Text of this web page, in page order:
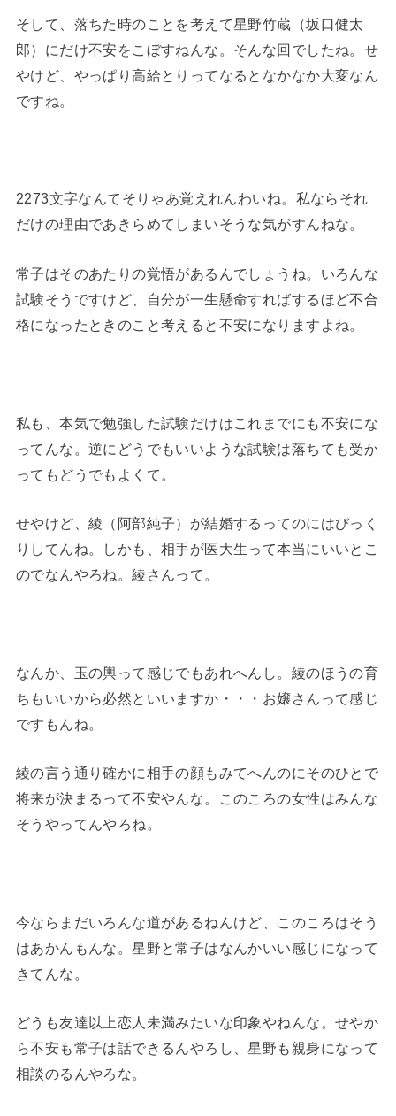
そして、落ちた時のことを考えて星野竹蔵（坂口健太
郎）にだけ不安をこぼすねんな。そんな回でしたね。せ
やけど、やっぱり高給とりってなるとなかなか大変なん
ですね。
2273文字なんてそりゃあ覚えれんわいね。私ならそれ
だけの理由であきらめてしまいそうな気がすんねな。
常子はそのあたりの覚悟があるんでしょうね。いろんな
試験そうですけど、自分が一生懸命すればするほど不合
格になったときのこと考えると不安になりますよね。
私も、本気で勉強した試験だけはこれまでにも不安にな
ってんな。逆にどうでもいいような試験は落ちても受か
ってもどうでもよくて。
せやけど、綾（阿部純子）が結婚するってのにはびっく
りしてんね。しかも、相手が医大生って本当にいいとこ
のでなんやろね。綾さんって。
なんか、玉の輿って感じでもあれへんし。綾のほうの育
ちもいいから必然といいますか・・・お嬢さんって感じ
ですもんね。
綾の言う通り確かに相手の顔もみてへんのにそのひとで
将来が決まるって不安やんな。このころの女性はみんな
そうやってんやろね。
今ならまだいろんな道があるねんけど、このころはそう
はあかんもんな。星野と常子はなんかいい感じになって
きてんな。
どうも友達以上恋人未満みたいな印象やねんな。せやか
ら不安も常子は話できるんやろし、星野も親身になって
相談のるんやろな。